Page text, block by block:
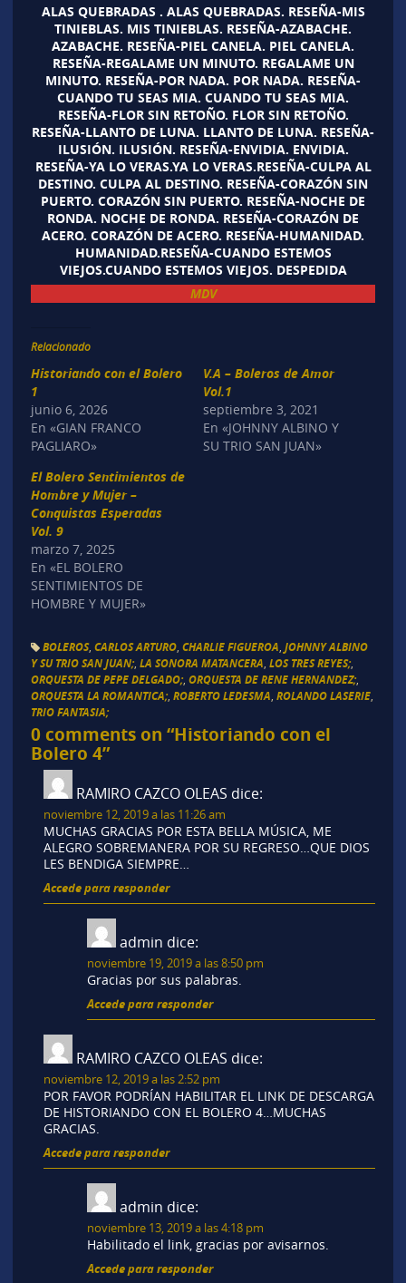
ALAS QUEBRADAS . ALAS QUEBRADAS. RESEÑA-MIS
TINIEBLAS. MIS TINIEBLAS. RESEÑA-AZABACHE.
AZABACHE. RESEÑA-PIEL CANELA. PIEL CANELA.
RESEÑA-REGALAME UN MINUTO. REGALAME UN
MINUTO. RESEÑA-POR NADA. POR NADA. RESEÑA-
CUANDO TU SEAS MIA. CUANDO TU SEAS MIA.
RESEÑA-FLOR SIN RETOÑO. FLOR SIN RETOÑO.
RESEÑA-LLANTO DE LUNA. LLANTO DE LUNA. RESEÑA-
ILUSIÓN. ILUSIÓN. RESEÑA-ENVIDIA. ENVIDIA.
RESEÑA-YA LO VERAS.YA LO VERAS.RESEÑA-CULPA AL
DESTINO. CULPA AL DESTINO. RESEÑA-CORAZÓN SIN
PUERTO. CORAZÓN SIN PUERTO. RESEÑA-NOCHE DE
RONDA. NOCHE DE RONDA. RESEÑA-CORAZÓN DE
ACERO. CORAZÓN DE ACERO. RESEÑA-HUMANIDAD.
HUMANIDAD.RESEÑA-CUANDO ESTEMOS
VIEJOS.CUANDO ESTEMOS VIEJOS. DESPEDIDA
MDV
Relacionado
Historiando con el Bolero
1
junio 6, 2026
En «GIAN FRANCO
PAGLIARO»
V.A – Boleros de Amor
Vol.1
septiembre 3, 2021
En «JOHNNY ALBINO Y
SU TRIO SAN JUAN»
El Bolero Sentimientos de
Hombre y Mujer –
Conquistas Esperadas
Vol. 9
marzo 7, 2025
En «EL BOLERO
SENTIMIENTOS DE
HOMBRE Y MUJER»
BOLEROS, CARLOS ARTURO, CHARLIE FIGUEROA JOHNNY ALBINO
Y SU TRIO SAN JUAN;, LA SONORA MATANCERA LOS TRES REYES;,
ORQUESTA DE PEPE DELGADO;, ORQUESTA DE RENE HERNANDEZ;,
ORQUESTA LA ROMANTICA;, ROBERTO LEDESMA ROLANDO LASERIE,
TRIO FANTASIA;
0 comments on “Historiando con el
Bolero 4”
RAMIRO CAZCO OLEAS dice:
noviembre 12, 2019 a las 11:26 am
MUCHAS GRACIAS POR ESTA BELLA MÚSICA, ME
ALEGRO SOBREMANERA POR SU REGRESO…QUE DIOS
LES BENDIGA SIEMPRE…
Accede para responder
admin dice:
noviembre 19, 2019 a las 8:50 pm
Gracias por sus palabras.
Accede para responder
RAMIRO CAZCO OLEAS dice:
noviembre 12, 2019 a las 2:52 pm
POR FAVOR PODRÍAN HABILITAR EL LINK DE DESCARGA
DE HISTORIANDO CON EL BOLERO 4…MUCHAS
GRACIAS.
Accede para responder
admin dice:
noviembre 13, 2019 a las 4:18 pm
Habilitado el link, gracias por avisarnos.
Accede para responder